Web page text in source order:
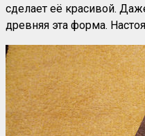
сделает её красивой.
древняя эта форма.